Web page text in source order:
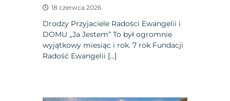
18 czerwca 2026
Drodzy Przyjaciele Radości Ewangelii i
DOMU „Ja Jestem” To był ogromnie
wyjątkowy miesiąc i rok. 7 rok Fundacji
Radość Ewangelii […]